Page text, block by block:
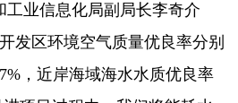
业信息化局副局长李奇介
发区环境空气质量优良率分别
，近岸海域海水水质优良率